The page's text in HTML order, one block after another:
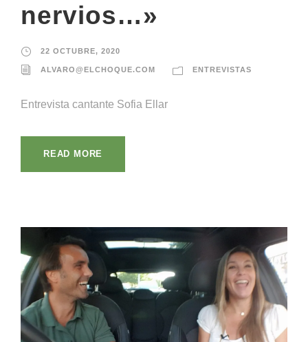
nervios…»
22 OCTUBRE, 2020
ALVARO@ELCHOQUE.COM ENTREVISTAS
Entrevista cantante Sofia Ellar
READ MORE